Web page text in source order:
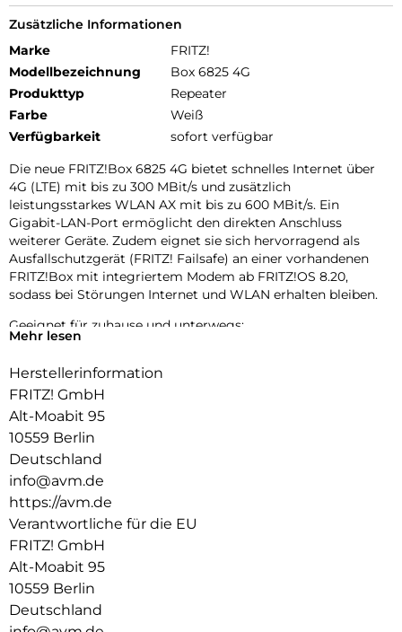
Zusätzliche Informationen
Marke
FRITZ!
Modellbezeichnung
Box 6825 4G
Produkttyp
Repeater
Farbe
Weiß
Verfügbarkeit
sofort verfügbar
Die neue FRITZ!Box 6825 4G bietet schnelles Internet über
4G (LTE) mit bis zu 300 MBit/s und zusätzlich
leistungsstarkes WLAN AX mit bis zu 600 MBit/s. Ein
Gigabit-LAN-Port ermöglicht den direkten Anschluss
weiterer Geräte. Zudem eignet sie sich hervorragend als
Ausfallschutzgerät (FRITZ! Failsafe) an einer vorhandenen
FRITZ!Box mit integriertem Modem ab FRITZ!OS 8.20,
sodass bei Störungen Internet und WLAN erhalten bleiben.
Geeignet für zuhause und unterwegs:
Die neue FRITZ!Box 6825 4G ist ideal für den Einsatz
auch der perfekte Reisebegleiter: Sie passt in jede Tasche
und sorgt europaweit für eine stabile Internetverbindung, ob
im Hotel, in der Ferienunterkunft oder auf dem
Campingplatz. Dank USB-C lässt sie sich flexibel mit
Smartphone-Ladegeräten oder Powerbanks betreiben und
kann auch vorhandene WLAN-Hotspots oder 3G-Netze
(UMTS/HSPA+) nutzen.
Maximale Flexibilität für besten Empfang:
in allen Mobilfunknetzen. Die intelligente Ausrichthilfe des
mobilen WLAN-Routers hilft dabei, den optimalen Standort
und die beste Ausrichtung gegenüber dem Mobilfunknetz zu
ermitteln. Einzigartig ist auch die Möglichkeit zur gezielten
Auswahl der Mobilfunkbänder.
Mehr lesen
Herstellerinformation
FRITZ! GmbH
Alt-Moabit 95
10559 Berlin
Deutschland
info@avm.de
https://avm.de
Verantwortliche für die EU
FRITZ! GmbH
Alt-Moabit 95
10559 Berlin
Deutschland